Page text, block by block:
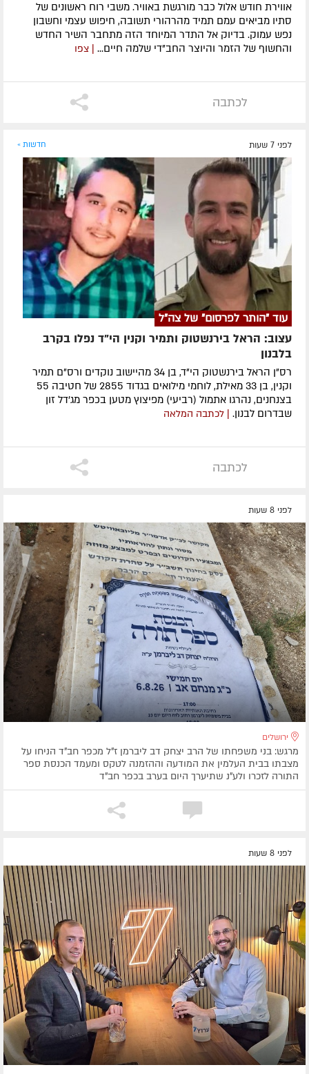
אווירת חודש אלול כבר מורגשת באוויר. משבי רוח ראשונים של
סתיו מביאים עמם תמיד מהרהורי תשובה, חיפוש עצמי וחשבון
נפש עמוק. בדיוק אל התדר המיוחד הזה מתחבר השיר החדש
והחשוף של הזמר והיוצר החב"די שלמה חיים...
| צפו
לכתבה
לפני 7 שעות חדשות »
עוד "הותר לפרסום" של צה"ל
עצוב: הראל בירנשטוק ותמיר וקנין הי"ד נפלו בקרב
בלבנון
רס"ן הראל בירנשטוק הי"ד, בן 34 מהיישוב נוקדים ורס"ם תמיר
וקנין, בן 33 מאילת, לוחמי מילואים בגדוד 2855 של חטיבה 55
בצנחנים, נהרגו אתמול (רביעי) מפיצוץ מטען בכפר מג'דל זון
שבדרום לבנון. | לכתבה המלאה
לכתבה
לפני 8 שעות
ירושלים
מרגש: בני משפחתו של הרב יצחק דב ליברמן ז"ל מכפר חב"ד הניחו על
מצבתו בבית העלמין את המודעה וההזמנה לטקס ומעמד הכנסת ספר
התורה לזכרו ולע"נ שתיערך היום בערב בכפר חב"ד
לפני 8 שעות